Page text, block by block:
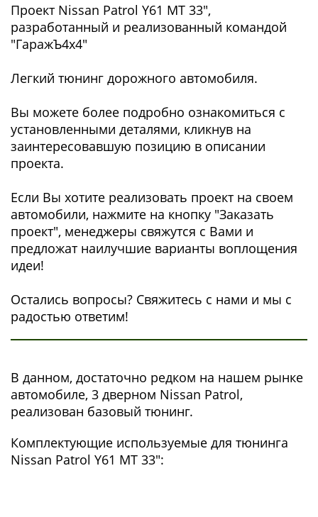
Проект Nissan Patrol Y61 МТ 33",
разработанный и реализованный командой
"ГаражЪ4x4"
Легкий тюнинг дорожного автомобиля.
Вы можете более подробно ознакомиться с
установленными деталями, кликнув на
заинтересовавшую позицию в описании
проекта.
Если Вы хотите реализовать проект на своем
автомобили, нажмите на кнопку "Заказать
проект", менеджеры свяжутся с Вами и
предложат наилучшие варианты воплощения
идеи!
Остались вопросы? Свяжитесь с нами и мы с
радостью ответим!
В данном, достаточно редком на нашем рынке
автомобиле, 3 дверном Nissan Patrol,
реализован базовый тюнинг.
Комплектующие используемые для тюнинга
Nissan Patrol Y61 МТ 33":